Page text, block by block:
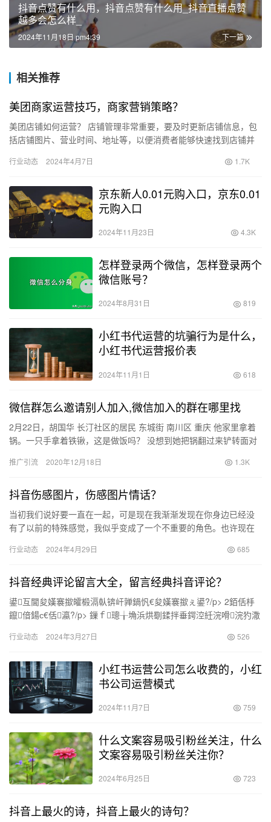
抖音点赞有什么用，抖音点赞有什么用_抖音直播点赞
越多会怎么样_
下一篇
2024年11月18日 pm4:39
相关推荐
美团商家运营技巧，商家营销策略？
美团店铺如何运营？ 店铺管理非常重要，要及时更新店铺信息，包
括店铺图片、营业时间、地址等，以便消费者能够快速找到店铺并
合…
行业动态 2024年4月7日 1.7K
京东新人0.01元购入口，京东0.01
元购入口
2024年11月23日 4.3K
怎样登录两个微信，怎样登录两个
微信账号？
2024年8月31日 819
小红书代运营的坑骗行为是什么，
小红书代运营报价表
2024年11月1日 618
微信群怎么邀请别人加入,微信加入的群在哪里找
2月22日，胡国华 长汀社区的居民 东城街 南川区 重庆 他家里拿着
锅。一只手拿着铁锹，这是做饭吗？ 没想到她把锅翻过来铲转面对
推广引流 2020年12月18日 1.3K
抖音伤感图片，伤感图片情话？
当初我们说好要一直在一起，可是现在我渐渐发现在你身边已经没
有了以前的特殊感觉，我似乎变成了一个不重要的角色。也许现在
朝夕…
行业动态 2024年4月29日 685
抖音经典评论留言大全，留言经典抖音评论？
鍙互閫夋嫨褰撳皬椴滆倝锛屽亸鍋忛€夋嫨褰撳ぇ鍙?/p> 2銆佸杽
鑹偣鍚с€佸瀛?/p> 鏁ｆ璁╁埆浜烘劅鍒拌垂鍔涳紝浣嗗浣犳潵
行业动态 2024年3月27日 526
小红书运营公司怎么收费的，小红
书公司运营模式
2024年11月7日 759
什么文案容易吸引粉丝关注，什么
文案容易吸引粉丝关注你？
2024年6月25日 723
抖音上最火的诗，抖音上最火的诗句？